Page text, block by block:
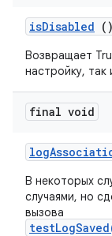
isDisabled ()
Возвращает
настройку, так
final void
log
В некоторых
случаями, но
вызова